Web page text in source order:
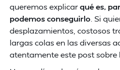
queremos explicarqué es,
podemos conseguirlo . Si
desplazamientos, costosos
largas colas en las diversas
atentamente este post sobre